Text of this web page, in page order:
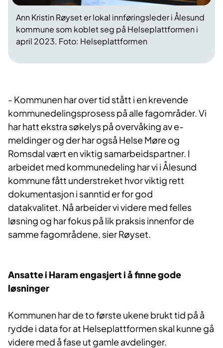
Ann Kristin Røyset er lokal innføringsleder i Ålesund
kommune som koblet seg på Helseplattformen i
april 2023. Foto: Helseplattformen
- Kommunen har over tid stått i en krevende
kommunedelingsprosess på alle fagområder. Vi
har hatt ekstra søkelys på overvåking av e-
meldinger og der har også Helse Møre og
Romsdal vært en viktig samarbeidspartner. I
arbeidet med kommunedeling har vi i Ålesund
kommune fått understreket hvor viktig rett
dokumentasjon i sanntid er for god
datakvalitet. Nå arbeider vi videre med felles
løsning og har fokus på lik praksis innenfor de
samme fagområdene, sier Røyset.
Ansatte i Haram engasjert i å finne gode
løsninger
Kommunen har de to første ukene brukt tid på å
rydde i data for at Helseplattformen skal kunne gå
videre med å fase ut gamle avdelinger.